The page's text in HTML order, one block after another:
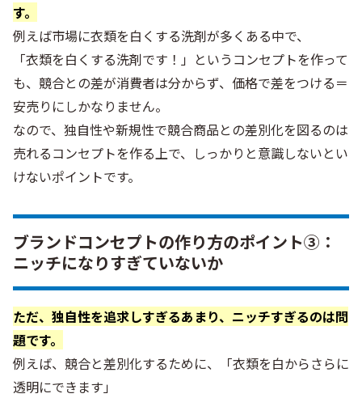
す。
例えば市場に衣類を白くする洗剤が多くある中で、
「衣類を白くする洗剤です！」というコンセプトを作って
も、競合との差が消費者は分からず、価格で差をつける＝
安売りにしかなりません。
なので、独自性や新規性で競合商品との差別化を図るのは
売れるコンセプトを作る上で、しっかりと意識しないとい
けないポイントです。
ブランドコンセプトの作り方のポイント③：
ニッチになりすぎていないか
ただ、独自性を追求しすぎるあまり、ニッチすぎるのは問
題です。
例えば、競合と差別化するために、「衣類を白からさらに
透明にできます」